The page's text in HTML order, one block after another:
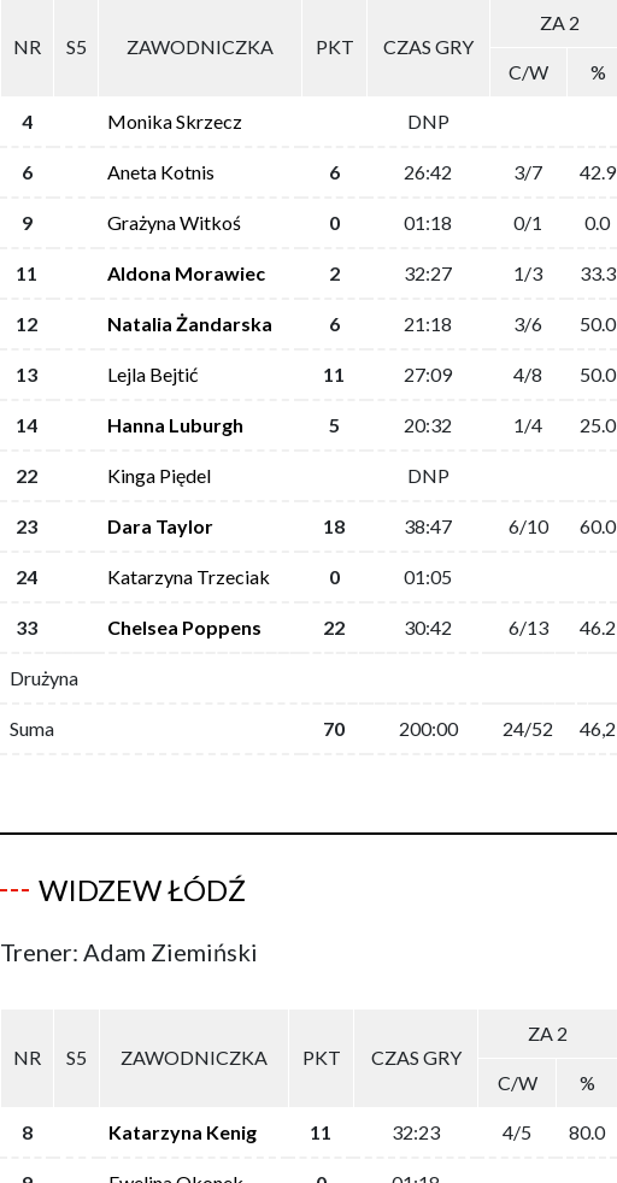
NR S5 ZAWODNICZKA PKT CZAS GRY
ZA 2
C/W
%
4 Monika Skrzecz DNP
6 Aneta Kotnis 6 26:42 3/7 42.9
9 Grażyna Witkoś 0 01:18 0/1 0.0
11 Aldona Morawiec 2 32:27 1/3 33.3
12 Natalia Żandarska 6 21:18 3/6 50.0
13 Lejla Bejtić 11 27:09 4/8 50.0
14 Hanna Luburgh 5 20:32 1/4 25.0
22 Kinga Piędel DNP
23 Dara Taylor 18 38:47 6/10 60.0
24 Katarzyna Trzeciak 0 01:05
33 Chelsea Poppens 22 30:42 6/13 46.2
Drużyna
Suma 70 200:00 24/52 46,2
WIDZEW ŁÓDŹ
Trener: Adam Ziemiński
NR S5 ZAWODNICZKA PKT CZAS GRY
ZA 2
C/W
%
8 Katarzyna Kenig 11 32:23 4/5 80.0